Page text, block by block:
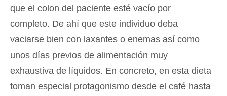
que el colon del paciente esté vacío por
completo. De ahí que este individuo deba
vaciarse bien con laxantes o enemas así como
unos días previos de alimentación muy
exhaustiva de líquidos. En concreto, en esta dieta
toman especial protagonismo desde el café hasta